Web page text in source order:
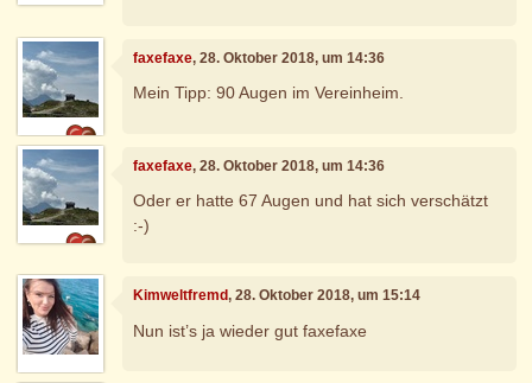
faxefaxe, 28. Oktober 2018, um 14:36
Mein Tipp: 90 Augen im Vereinheim.
faxefaxe, 28. Oktober 2018, um 14:36
Oder er hatte 67 Augen und hat sich verschätzt
:-)
Kimweltfremd, 28. Oktober 2018, um 15:14
Nun ist’s ja wieder gut faxefaxe